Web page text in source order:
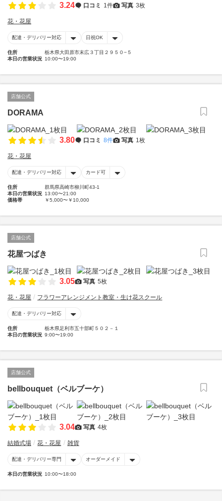
3.24 口コミ 1件 写真 3枚
花・花屋
配達・デリバリー対応 日祝OK
住所
栃木県大田原市末広３丁目２９５０−５
本日の営業状況 10:00〜19:00
店舗公式
DORAMA
3.80 口コミ 8件 写真 1枚
花・花屋
配達・デリバリー対応 カード可
住所
群馬県高崎市柳川町43-1
本日の営業状況 13:00〜21:00
価格帯
￥5,000〜￥10,000
店舗公式
花屋つばき
3.05 写真 5枚
花・花屋 フラワーアレンジメント教室・生け花スクール
配達・デリバリー対応
住所
栃木県足利市五十部町５０２－１
本日の営業状況 9:00〜19:00
店舗公式
bellbouquet（ベルブーケ）
3.04 写真 4枚
結婚式場 花・花屋 雑貨
配達・デリバリー専門 オーダーメイド
本日の営業状況 10:00〜18:00